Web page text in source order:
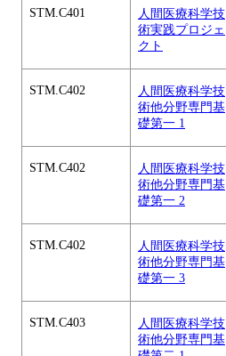
STM.C401
人間医療科学技
術実践プロジェ
クト
STM.C402
人間医療科学技
術他分野専門基
礎第一 1
STM.C402
人間医療科学技
術他分野専門基
礎第一 2
STM.C402
人間医療科学技
術他分野専門基
礎第一 3
STM.C403
人間医療科学技
術他分野専門基